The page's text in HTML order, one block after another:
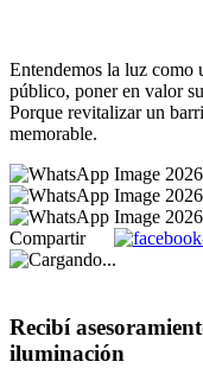
Entendemos la luz como
público, poner en valor
Porque revitalizar un
memorable.
Compartir
Recibí
iluminación